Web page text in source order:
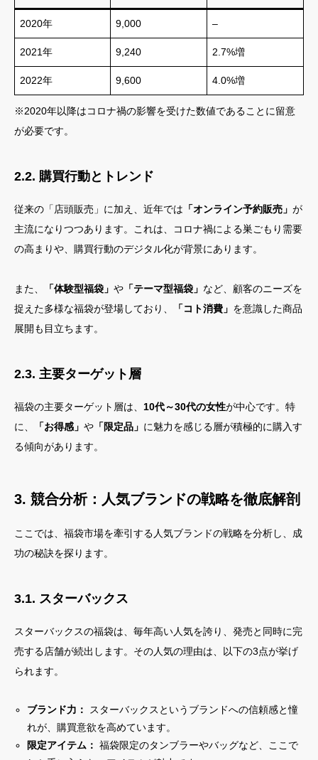
2020年 9,000 –
2021年 9,240 2.7%増
2022年 9,600 4.0%増
※2020年以降はコロナ禍の影響を受けた数値であることに留意
が必要です。
2.2. 購買行動とトレンド
従来の「店頭販売」に加え、近年では 「オンライン予約販売」 が
主流になりつつあります。これは、コロナ禍による巣ごもり需要
の高まりや、購買行動のデジタル化が背景にあります。
また、 「体験型福袋」 や 「テーマ型福袋」 など、顧客のニーズを
捉えた多様な福袋が登場しており、
「コト消費」 を意識した商品
展開も目立ちます。
2.3. 主要ターゲット層
福袋の主要ターゲット層は、 10代～30代の女性が中心です。特
に、
「お得感」 や 「限定品」 に魅力を感じる層が積極的に購入す
る傾向があります。
3. 競合分析：人気ブランドの戦略を徹底解剖
ここでは、福袋市場を牽引する人気ブランドの戦略を分析し、成
功の秘訣を探ります。
3.1. スターバックス
スターバックスの福袋は、毎年高い人気を誇り、発売と同時に完
売する店舗が続出します。その人気の理由は、以下の3点が挙げ
られます。
ブランド力：
スターバックスというブランドへの信頼感と憧
れが、購買意欲を高めています。
限定アイテム： 福袋限定のタンブラーやバッグなど、ここで